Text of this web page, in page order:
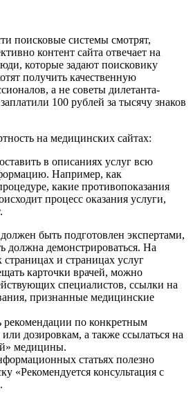
поисковые системы смотрят,
контент сайта отвечает на
которые задают поисковику
получить качественную
а не советы дилетанта-
100 рублей за тысячу знаков
на медицинских сайтах:
в описаниях услуг всю
Например, как
какие противопоказания
процесс оказания услуги,
быть подготовлен экспертами,
должна демонстрироваться. На
и страницах услуг
карточки врачей, можно
специалистов, ссылки на
признанные медицинские
рекомендации по конкретным
дозировкам, а также ссылаться на
медицины.
статьях полезно
«Рекомендуется консультация с